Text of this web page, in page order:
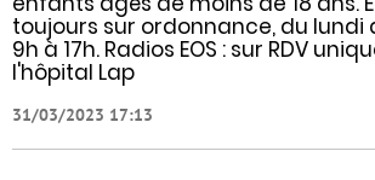
toujours sur ordonnance, du lundi
9h à 17h. Radios EOS : sur RDV
l'hôpital Lap
31/03/2023 17:13